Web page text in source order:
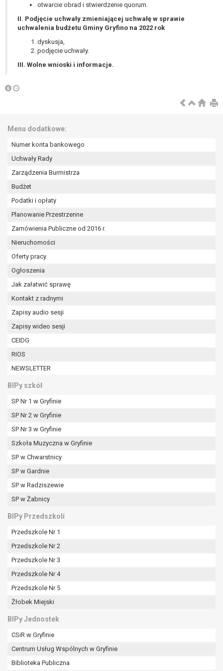
otwarcie obrad i stwierdzenie quorum.
II. Podjęcie uchwały zmieniającej uchwałę w sprawie
uchwalenia budżetu Gminy Gryfino na 2022 rok
dyskusja,
podjęcie uchwały.
III. Wolne wnioski i informacje.
Menu dodatkowe:
Numer konta bankowego
Uchwały Rady
Zarządzenia Burmistrza
Budżet
Podatki i opłaty
Planowanie Przestrzenne
Zamówienia Publiczne od 2016 r.
Nieruchomości
Oferty pracy
Ogłoszenia
Jak załatwić sprawę
Kontakt z radnymi
Zapisy audio sesji
Zapisy wideo sesji
CEIDG
RIOS
NEWSLETTER
BIPy szkół
SP Nr 1 w Gryfinie
SP Nr 2 w Gryfinie
SP Nr 3 w Gryfinie
Szkoła Muzyczna w Gryfinie
SP w Chwarstnicy
SP w Gardnie
SP w Radziszewie
SP w Żabnicy
BIPy Przedszkoli
Przedszkole Nr 1
Przedszkole Nr 2
Przedszkole Nr 3
Przedszkole Nr 4
Przedszkole Nr 5
Żłobek Miejski
BIPy Jednostek
CSiR w Gryfinie
Centrum Usług Wspólnych w Gryfinie
Biblioteka Publiczna
wykonania zadania realizowanego w
interesie publicznym lub w ramach
sprawowania władzy publicznej
niezbędność przetwarzania do celów
uzasadnionych interesów
że wykaże on istnienie ważnych prawnie
nadrzędnych wobec interesów, praw i
W przypadku gdy przetwarzanie danych
osobowych odbywa się na podstawie zgody osoby
lit a RODO), przysługuje Pani/Panu prawo do
cofnięcia tej zgody w dowolnym momencie.
Cofnięcie to nie ma wpływu na zgodność
przetwarzania, którego dokonano na podstawie
Przysługuje Pani/Panu prawo wniesienia skargi do
organu nadzorczego na niezgodne z prawem
Prezes Urzędu Ochrony Danych Osobowych.
W zależności od sfery, w której przetwarzane są
dobrowolne albo jest wymogiem ustawowym lub
umownym.
Pani/Pana dane nie będą poddawane
tym również profilowaniu.